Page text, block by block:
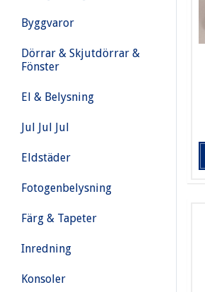
Byggvaror
Dörrar & Skjutdörrar &
Fönster
El & Belysning
Jul Jul Jul
Eldstäder
Fotogenbelysning
Färg & Tapeter
Inredning
Konsoler